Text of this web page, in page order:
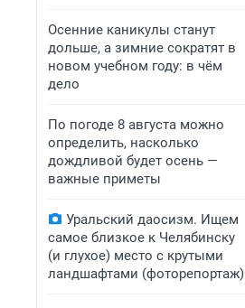
Осенние каникулы станут
дольше, а зимние сократят в
новом учебном году: в чём
дело
По погоде 8 августа можно
определить, насколько
дождливой будет осень —
важные приметы
Уральский даосизм. Ищем
самое близкое к Челябинску
(и глухое) место с крутыми
ландшафтами (фоторепортаж)